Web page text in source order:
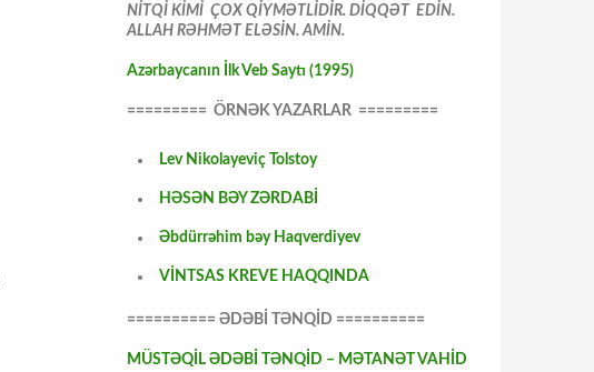
NİTQİ KİMİ ÇOX QİYMƏTLİDİR. DİQQƏT EDİN.
ALLAH RƏHMƏT ELƏSİN. AMİN.
Azərbaycanın İlk Veb Saytı (1995)
========= ÖRNƏK YAZARLAR =========
Lev Nikolayeviç Tolstoy
HƏSƏN BƏY ZƏRDABİ
Əbdürrəhim bəy Haqverdiyev
VİNTSAS KREVE HAQQINDA
========== ƏDƏBİ TƏNQİD ==========
MÜSTƏQİL ƏDƏBİ TƏNQİD – MƏTANƏT VAHİD